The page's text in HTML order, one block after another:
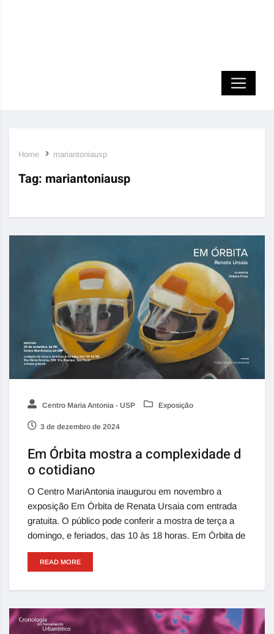
Home mariantoniausp
Tag: mariantoniausp
Centro Maria Antonia - USP Exposição
3 de dezembro de 2024
Em Órbita mostra a complexidade d
o cotidiano
O Centro MariAntonia inaugurou em novembro a
exposição Em Órbita de Renata Ursaia com entrada
gratuita. O público pode conferir a mostra de terça a
domingo, e feriados, das 10 às 18 horas. Em Órbita de
READ MORE